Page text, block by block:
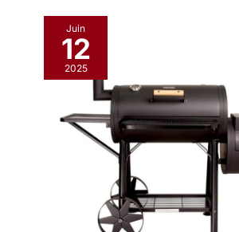
Juin
12
2025